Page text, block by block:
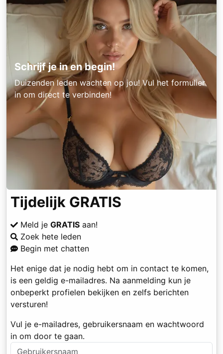
Schrijf je in en begin!
Duizenden leden wachten op jou! Vul het formulier
in om direct te verbinden!
Tijdelijk GRATIS
Meld je GRATIS aan!
Zoek hete leden
Begin met chatten
Het enige dat je nodig hebt om in contact te komen,
is een geldig e-mailadres. Na aanmelding kun je
onbeperkt profielen bekijken en zelfs berichten
versturen!
Vul je e-mailadres, gebruikersnaam en wachtwoord
in om door te gaan.